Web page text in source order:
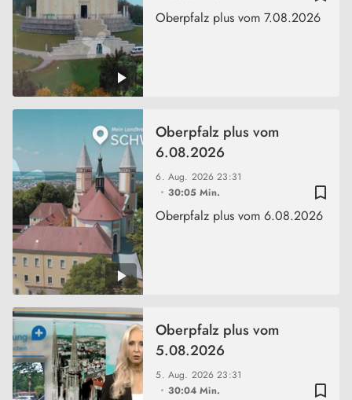
Oberpfalz plus vom 7.08.2026
bookmark_border
6. Aug. 202623:31
30:05 Min.
Oberpfalz plus vom
6.08.2026
Oberpfalz plus vom 6.08.2026
bookmark_border
5. Aug. 202623:31
30:04 Min.
Oberpfalz plus vom
5.08.2026